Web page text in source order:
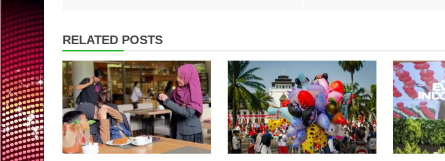
RELATED POSTS